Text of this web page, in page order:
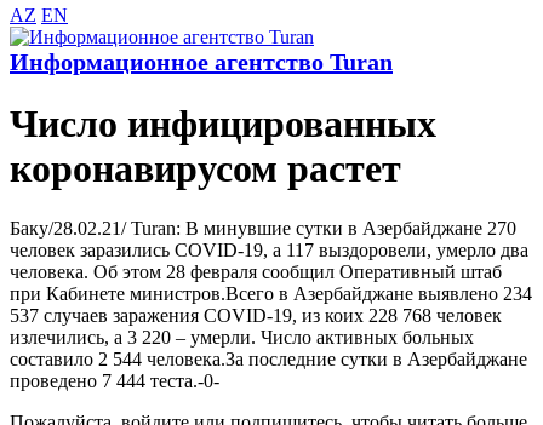
AZ EN
Информационное агентство Turan
Число инфицированных
коронавирусом растет
Баку/28.02.21/ Turan: В минувшие сутки в Азербайджане 270
человек заразились COVID-19, а 117 выздоровели, умерло два
человека. Об этом 28 февраля сообщил Оперативный штаб
при Кабинете министров.Всего в Азербайджане выявлено 234
537 случаев заражения COVID-19, из коих 228 768 человек
излечились, а 3 220 – умерли. Число активных больных
составило 2 544 человека.За последние сутки в Азербайджане
проведено 7 444 теста.-0-